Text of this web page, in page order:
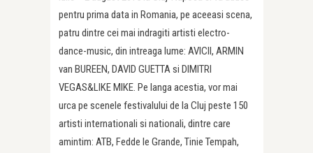
pentru prima data in Romania, pe aceeasi scena,
patru dintre cei mai indragiti artisti electro-
dance-music, din intreaga lume: AVICII, ARMIN
van BUREEN, DAVID GUETTA si DIMITRI
VEGAS&LIKE MIKE. Pe langa acestia, vor mai
urca pe scenele festivalului de la Cluj peste 150
artisti internationali si nationali, dintre care
amintim: ATB, Fedde le Grande, Tinie Tempah,